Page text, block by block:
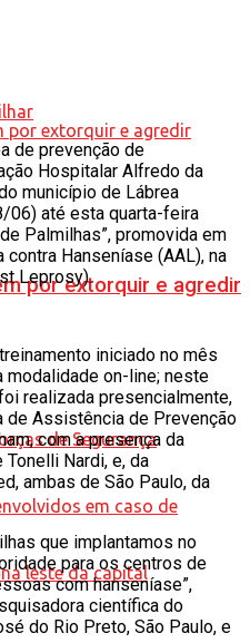
por extorquir e agredir
de prevenção de
Hospitalar Alfredo da
município de Lábrea
06) até esta quarta-feira
Palmilhas”, promovida em
Hanseníase (AAL), na
Leprosy).
iniciado no mês
modalidade on-line; neste
realizada presencialmente,
de Assistência de Prevenção
com a presença da
Nardi, e, da
ambas de São Paulo, da
que implantamos no
para os centros de
com hanseníase”,
científica do
do Rio Preto, São Paulo, e